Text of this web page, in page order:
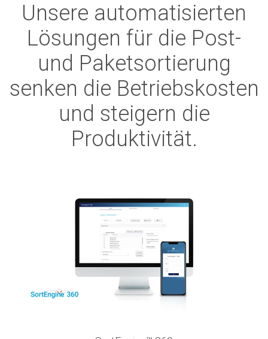
Unsere automatisierten
Lösungen für die Post-
und Paketsortierung
senken die Betriebskosten
und steigern die
Produktivität.